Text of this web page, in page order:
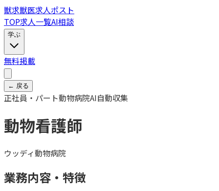
獣求獣医求人ポスト
TOP求人一覧AI相談
学ぶ
無料掲載
← 戻る
正社員・パート動物病院AI自動収集
動物看護師
ウッディ動物病院
業務内容・特徴